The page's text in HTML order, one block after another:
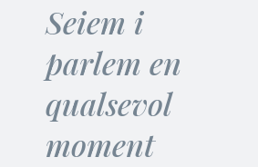
Seiem i
parlem en
qualsevol
moment